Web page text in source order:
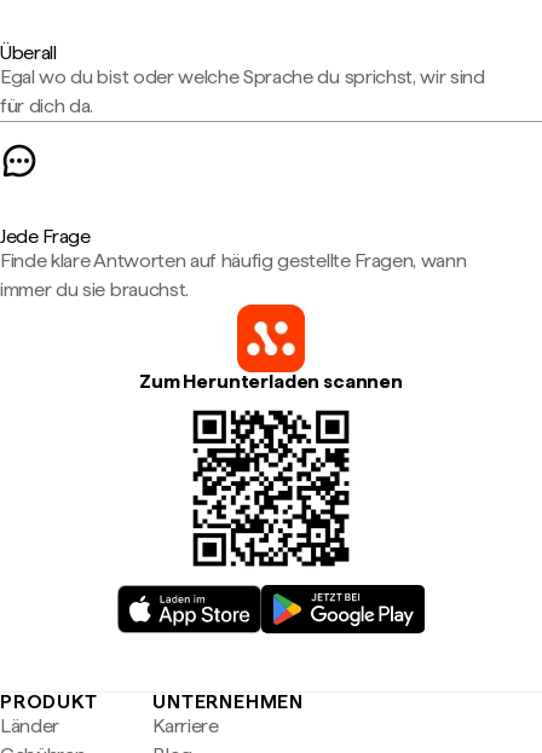
Überall
Egal wo du bist oder welche Sprache du sprichst, wir sind
für dich da.
Jede Frage
Finde klare Antworten auf häufig gestellte Fragen, wann
immer du sie brauchst.
Zum Herunterladen scannen
PRODUKT
Länder
UNTERNEHMEN
Karriere